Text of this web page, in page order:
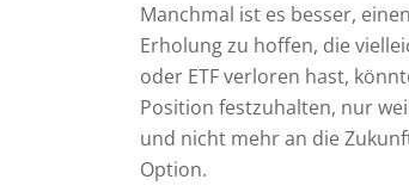
Manchmal ist es besser,
Erholung zu hoffen, die
oder ETF verloren hast,
Position festzuhalten, nur
und nicht mehr an die
Option.